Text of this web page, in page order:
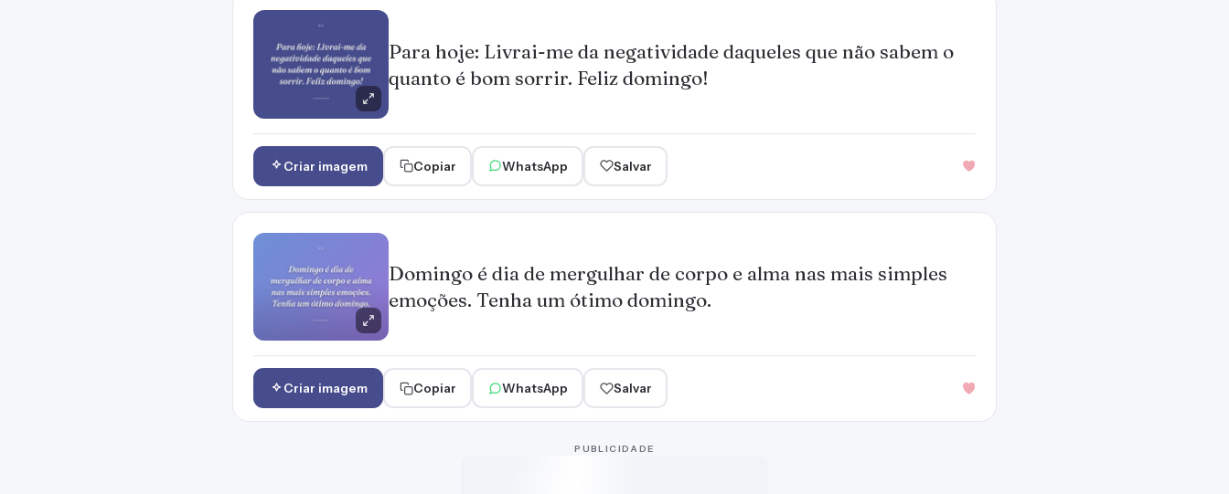
Para hoje: Livrai-me da negatividade daqueles que não sabem o
quanto é bom sorrir. Feliz domingo!
Criar imagem Copiar WhatsApp Salvar
Domingo é dia de mergulhar de corpo e alma nas mais simples
emoções. Tenha um ótimo domingo.
Criar imagem Copiar WhatsApp Salvar
PUBLICIDADE